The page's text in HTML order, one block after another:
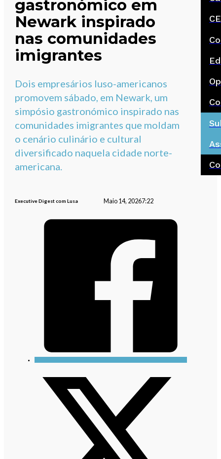
gastronómico em
Newark inspirado
nas comunidades
imigrantes
Dois empresários luso-americanos
promovem sábado, em Newark, um
simpósio gastronómico inspirado nas
comunidades imigrantes que moldam
o cenário culinário e cultural
diversificado naquela cidade norte-
americana.
Executive Digest com Lusa Maio 14, 20267:22